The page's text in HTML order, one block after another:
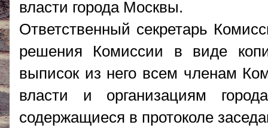
власти города Москвы.
Ответственный секретарь
решения Комиссии в виде
выписок из него всем членам
власти и организациям
содержащиеся в протоколе